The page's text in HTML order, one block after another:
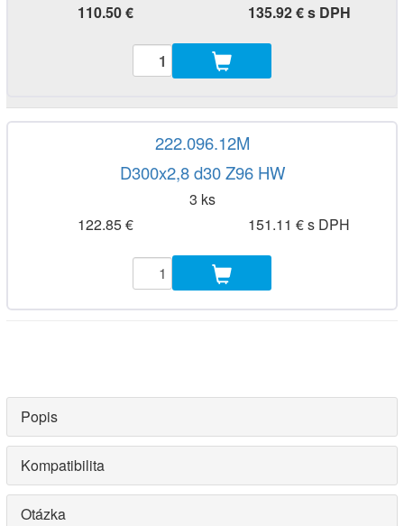
110.50 €
135.92 € s DPH
222.096.12M
D300x2,8 d30 Z96 HW
3 ks
122.85 €
151.11 € s DPH
Popis
Kompatibilita
Otázka